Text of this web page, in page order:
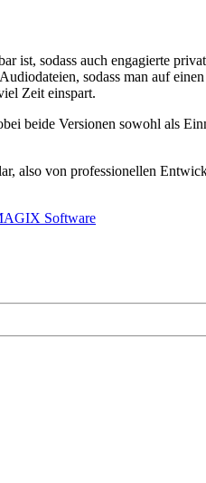
sodass auch engagierte
sodass man auf
Zeit einspart.
beide Versionen sowohl als
von professionellen
Software